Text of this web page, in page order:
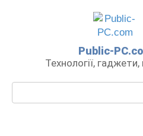
Public-
Технології,